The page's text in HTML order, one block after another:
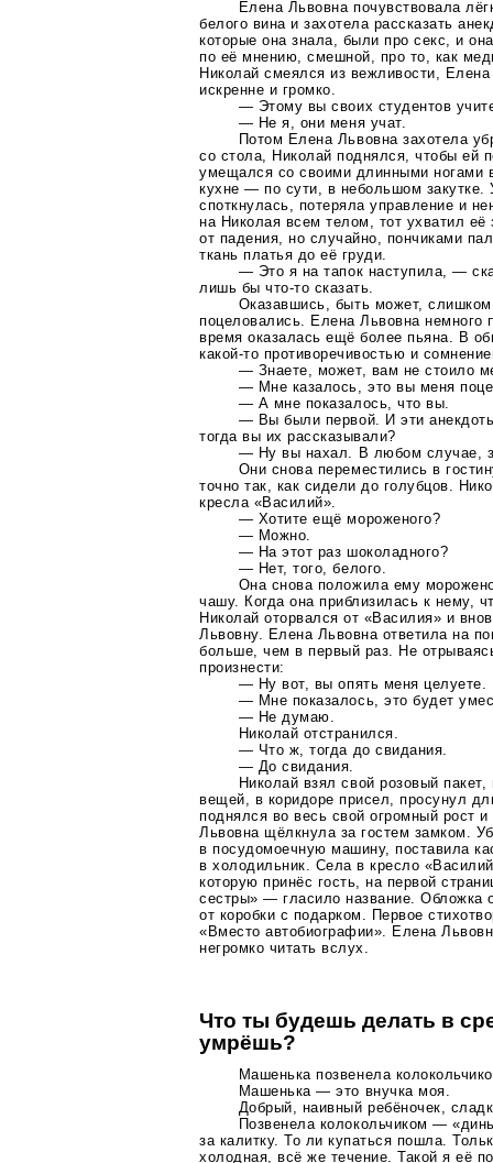
Елена Львовна почувствовала
белого вина и захотела рассказать
которые она знала, были про секс, и
по её мнению, смешной, про то, как
Николай смеялся из вежливости,
искренне и громко.
— Этому вы своих студентов
— Не я, они меня учат.
Потом Елена Львовна захотела
со стола, Николай поднялся, чтобы ей
умещался со своими длинными ногами
кухне — по сути, в небольшом
споткнулась, потеряла управление и
на Николая всем телом, тот ухватил её
от падения, но случайно, пончиками
ткань платья до её груди.
— Это я на тапок наступила, —
лишь бычто-то сказать.
Оказавшись, быть может, слишком
поцеловались. Елена Львовна немного
время оказалась ещё более пьяна. В
какой-то противоречивостью и
— Знаете, может, вам не стоило
— Мне казалось, это вы меня
— А мне показалось, что вы.
— Вы были первой. И эти
тогда вы их рассказывали?
— Ну вы нахал. В любом случае,
Они снова переместились в
точно так, как сидели до голубцов.
кресла «Василий».
— Хотите ещё мороженого?
— Можно.
— На этот раз шоколадного?
— Нет, того, белого.
Она снова положила ему
чашу. Когда она приблизилась к нему,
Николай оторвался от «Василия» и
Львовну. Елена Львовна ответила на
больше, чем в первый раз. Не
произнести:
— Ну вот, вы опять меня целуете.
— Мне показалось, это будет
— Не думаю.
Николай отстранился.
— Что ж, тогда до свидания.
— До свидания.
Николай взял свой розовый
вещей, в коридоре присел, просунул
поднялся во весь свой огромный рост
Львовна щёлкнула за гостем замком.
в посудомоечную машину, поставила
в холодильник. Села в кресло
которую принёс гость, на первой
сестры» — гласило название. Обложка
от коробки с подарком. Первое
«Вместо автобиографии». Елена
негромко читать вслух.
Что ты будешь делать в
умрёшь?
Машенька позвенела
Машенька — это внучка моя.
Добрый, наивный ребёночек,
Позвенела колокольчиком —
за калитку. То ли купаться пошла.
холодная, всё же течение. Такой я её